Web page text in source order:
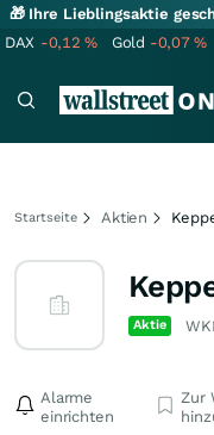
🎁 Ihre Lieblingsaktie
DAX -0,12% Gold -0,07%
Startseite Aktien
Aktie
Alarme
einrichten
Zur